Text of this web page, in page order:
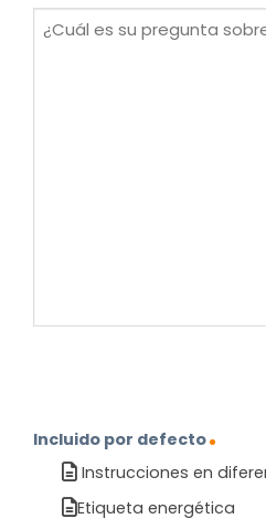
¿Cuál
Incluido por defecto
Instrucciones en
Etiqueta energética